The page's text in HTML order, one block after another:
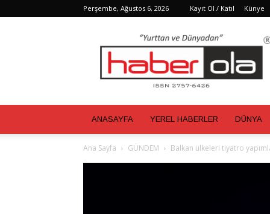
Perşembe, Ağustos 6, 2026 Kayıt Ol / Katıl Künye
ANASAYFA YEREL HABERLER DÜNYA
Ana Sayfa GÜNDEM Balkan ülkeleri tiyatro